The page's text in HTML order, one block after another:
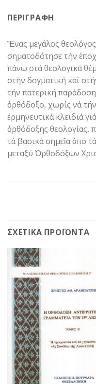
ΠΕΡΙΓΡΑΦΉ
Ἕνας μεγάλος
σηματοδότησε τήν
πάνω στά θεολογικά
στήν δογματική καί
τήν πατερική
ὀρθόδοξο, χωρίς νά
ἑρμηνευτικά κλειδιά
ὀρθόδοξης θεολογίας,
τά βασικά σημεῖα ἀπό
μεταξύ Ὀρθοδόξων
ΣΧΕΤΙΚΆ ΠΡΟΪΌΝΤΑ